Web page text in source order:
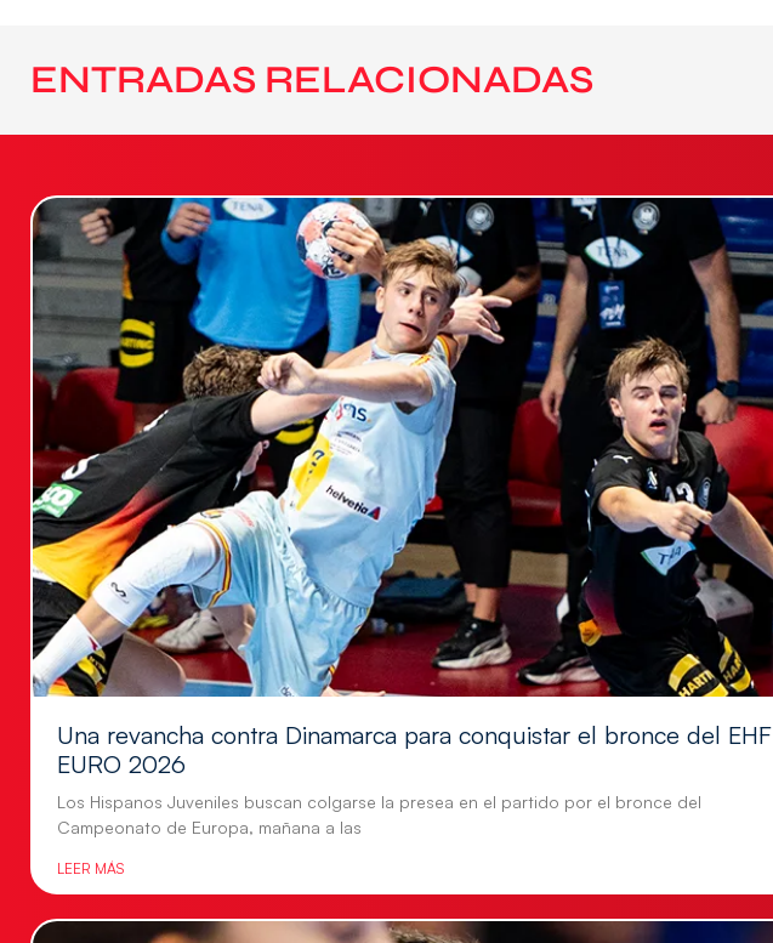
ENTRADAS RELACIONADAS
Una revancha contra Dinamarca para conquistar el bronce del EHF
EURO 2026
Los Hispanos Juveniles buscan colgarse la presea en el partido por el bronce del
Campeonato de Europa, mañana a las
LEER MÁS